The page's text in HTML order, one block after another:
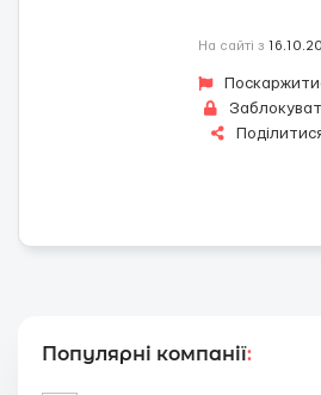
На сайті з
Популярні компанії: